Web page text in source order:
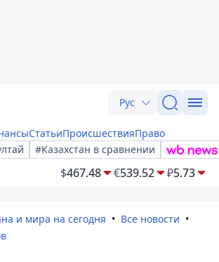
Рус
СтатьиПроисшествияПраво
#Казахстан в сравнении
$467.48 €539.52 ₽5.73
и мира на сегодня
Все новости